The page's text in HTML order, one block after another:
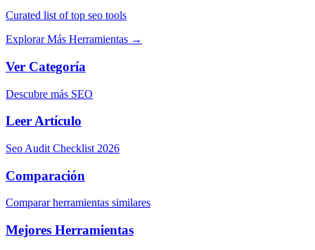
Curated list of top seo tools
Explorar Más Herramientas →
Ver Categoría
Descubre más SEO
Leer Artículo
Seo Audit Checklist 2026
Comparación
Comparar herramientas similares
Mejores Herramientas